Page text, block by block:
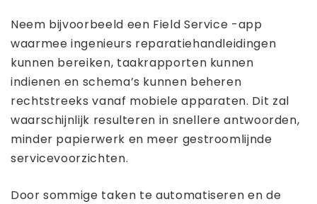
Neem bijvoorbeeld een Field Service -app
waarmee ingenieurs reparatiehandleidingen
kunnen bereiken, taakrapporten kunnen
indienen en schema’s kunnen beheren
rechtstreeks vanaf mobiele apparaten. Dit zal
waarschijnlijk resulteren in snellere antwoorden,
minder papierwerk en meer gestroomlijnde
servicevoorzichten.
Door sommige taken te automatiseren en de